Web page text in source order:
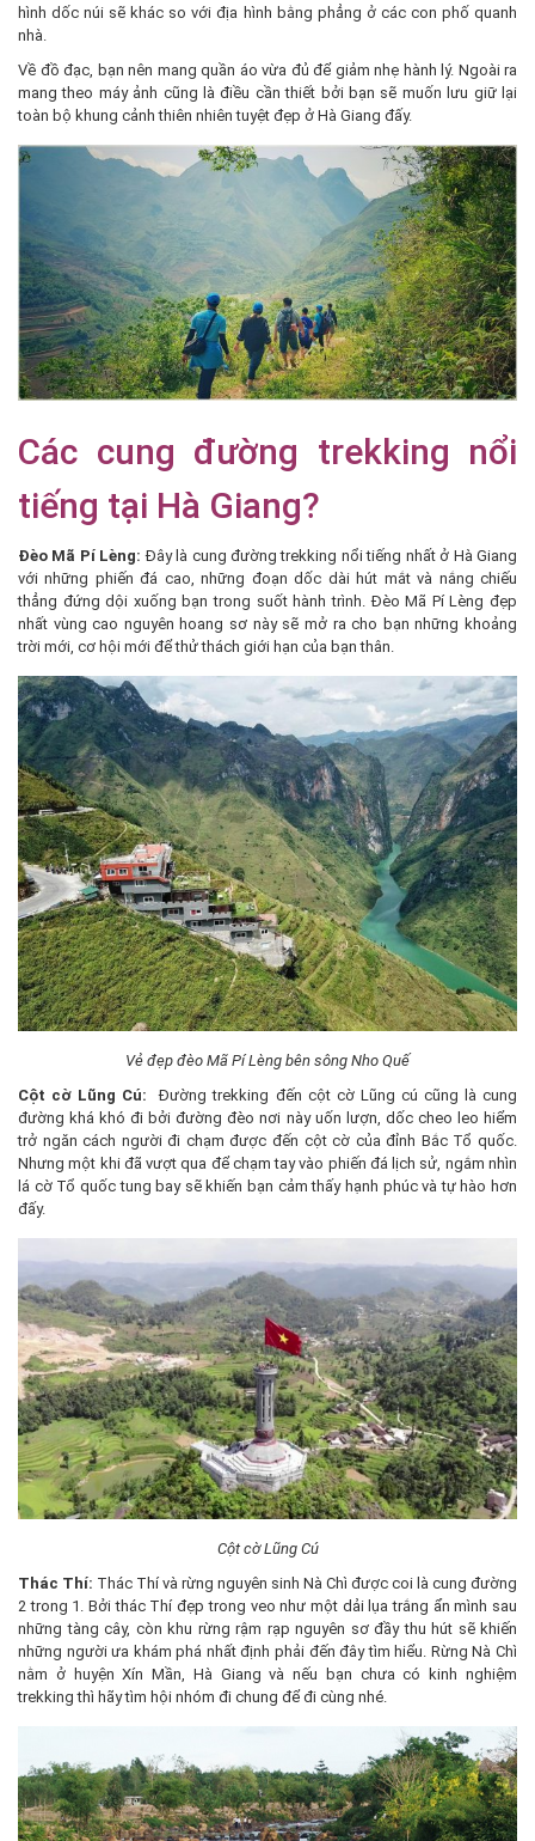
hình dốc núi sẽ khác so với địa hình bằng phẳng ở các con phố quanh
nhà.
Về đồ đạc, bạn nên mang quần áo vừa đủ để giảm nhẹ hành lý. Ngoài ra
mang theo máy ảnh cũng là điều cần thiết bởi bạn sẽ muốn lưu giữ lại
toàn bộ khung cảnh thiên nhiên tuyệt đẹp ở Hà Giang đấy.
Các cung đường trekking nổi
tiếng tại Hà Giang?
Đèo Mã Pí Lèng: Đây là cung đường trekking nổi tiếng nhất ở Hà Giang
với những phiến đá cao, những đoạn dốc dài hút mắt và nắng chiếu
thẳng đứng dội xuống bạn trong suốt hành trình. Đèo Mã Pí Lèng đẹp
nhất vùng cao nguyên hoang sơ này sẽ mở ra cho bạn những khoảng
trời mới, cơ hội mới để thử thách giới hạn của bạn thân.
Vẻ đẹp đèo Mã Pí Lèng bên sông Nho Quế
Cột cờ Lũng Cú: Đường trekking đến cột cờ Lũng cú cũng là cung
đường khá khó đi bởi đường đèo nơi này uốn lượn, dốc cheo leo hiểm
trở ngăn cách người đi chạm được đến cột cờ của đỉnh Bắc Tổ quốc.
Nhưng một khi đã vượt qua để chạm tay vào phiến đá lịch sử, ngắm nhìn
lá cờ Tổ quốc tung bay sẽ khiến bạn cảm thấy hạnh phúc và tự hào hơn
đấy.
Cột cờ Lũng Cú
Thác Thí: Thác Thí và rừng nguyên sinh Nà Chì được coi là cung đường
2 trong 1. Bởi thác Thí đẹp trong veo như một dải lụa trắng ẩn mình sau
những tàng cây, còn khu rừng rậm rạp nguyên sơ đầy thu hút sẽ khiến
những người ưa khám phá nhất định phải đến đây tìm hiểu. Rừng Nà Chì
nằm ở huyện Xín Mần, Hà Giang và nếu bạn chưa có kinh nghiệm
trekking thì hãy tìm hội nhóm đi chung để đi cùng nhé.